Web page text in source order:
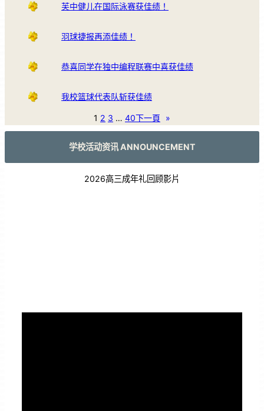
芙中健儿在国际泳赛获佳绩！
羽球捷报再添佳绩！
恭喜同学在独中编程联赛中喜获佳绩
我校篮球代表队斩获佳绩
1 2 3 … 40下一頁 »
学校活动资讯 ANNOUNCEMENT
2026高三成年礼回顾影片